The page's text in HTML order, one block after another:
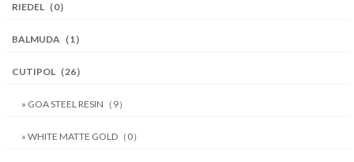
RIEDEL（0）
BALMUDA（1）
CUTIPOL（26）
» GOA STEEL RESIN（9）
» WHITE MATTE GOLD（0）